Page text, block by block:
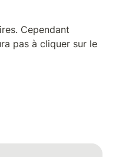
Cependant
pas à cliquer sur le